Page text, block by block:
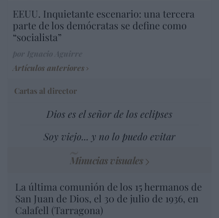
EEUU. Inquietante escenario: una tercera
parte de los demócratas se define como
“socialista”
Artículos anteriores
Cartas al director
Dios es el señor de los eclipses
Soy viejo... y no lo puedo evitar
Minucias visuales
La última comunión de los 15 hermanos de
San Juan de Dios, el 30 de julio de 1936, en
Calafell (Tarragona)